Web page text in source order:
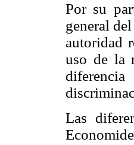
Por su
general
autoridad
uso de la
Las